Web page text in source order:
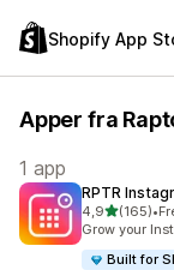
Shopify App
Apper fra
1 app
RPTR
4,9av 5(165)
Totalt 165 •
Grow your
Built for